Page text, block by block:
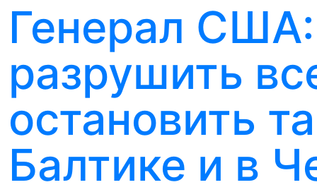
Генерал
разрушить
остановить
Балтике и в